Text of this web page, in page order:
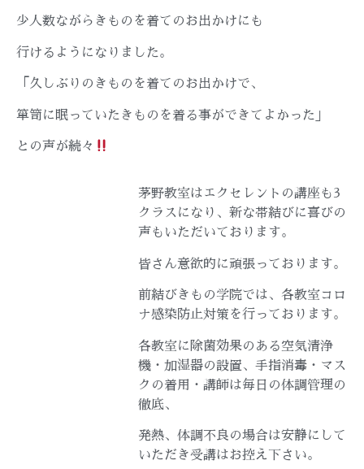
少人数ながらきものを着てのお出かけにも
行けるようになりました。
「久しぶりのきものを着てのお出かけで、
箪笥に眠っていたきものを着る事ができてよかった」
との声が続々
茅野教室はエクセレントの講座も3
クラスになり、新な帯結びに喜びの
声もいただいております。
皆さん意欲的に頑張っております。
前結びきもの学院では、各教室コロ
ナ感染防止対策を行っております。
各教室に除菌効果のある空気清浄
機・加湿器の設置、手指消毒・マス
クの着用・講師は毎日の体調管理の
徹底、
発熱、体調不良の場合は安静にして
いただき受講はお控え下さい。